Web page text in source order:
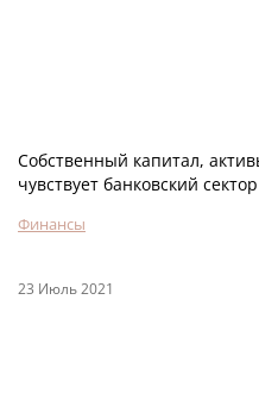
Собственный капитал,
чувствует банковский
Финансы
23 Июль 2021